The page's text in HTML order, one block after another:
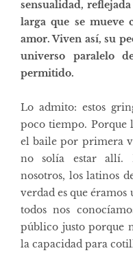
sensualidad,
larga que se mueve
amor. Viven así, su
universo paralelo
permitido.
Lo admito: estos
poco tiempo. Porque
el baile por primera
no solía estar allí.
nosotros, los latinos
verdad es que
todos nos
público justo porque
la capacidad para